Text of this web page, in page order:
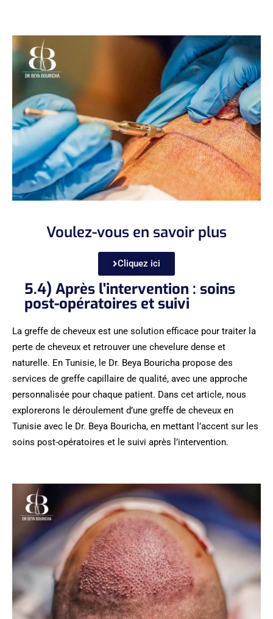
Voulez-vous en savoir plus
Cliquez ici
5.4) Après l'intervention : soins
post-opératoires et suivi
La greffe de cheveux est une solution efficace pour traiter la
perte de cheveux et retrouver une chevelure dense et
naturelle. En Tunisie, le Dr. Beya Bouricha propose des
services de greffe capillaire de qualité, avec une approche
personnalisée pour chaque patient. Dans cet article, nous
explorerons le déroulement d’une greffe de cheveux en
Tunisie avec le Dr. Beya Bouricha, en mettant l’accent sur les
soins post-opératoires et le suivi après l’intervention.